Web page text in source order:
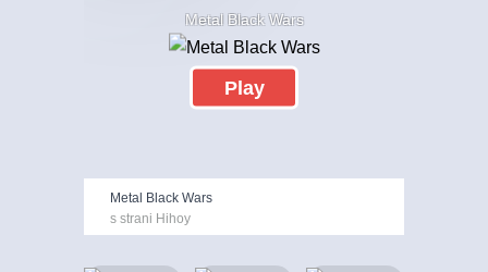
Metal Black Wars
Play
Metal Black Wars
s strani Hihoy